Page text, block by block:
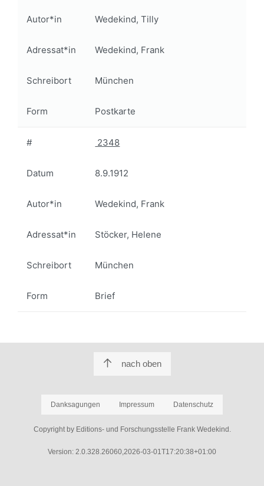
Autor*in Wedekind, Tilly
Adressat*in Wedekind, Frank
Schreibort München
Form Postkarte
# 2348
Datum 8.9.1912
Autor*in Wedekind, Frank
Adressat*in Stöcker, Helene
Schreibort München
Form Brief
nach oben
Danksagungen Impressum Datenschutz
Copyright by Editions- und Forschungsstelle Frank Wedekind.
Version: 2.0.328.26060,2026-03-01T17:20:38+01:00